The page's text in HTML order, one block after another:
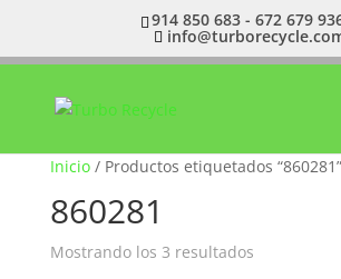
914 850 683 - 672 679
Inicio/ Productos etiquetados “860281”
860281
Mostrando los 3 resultadosOrdenado